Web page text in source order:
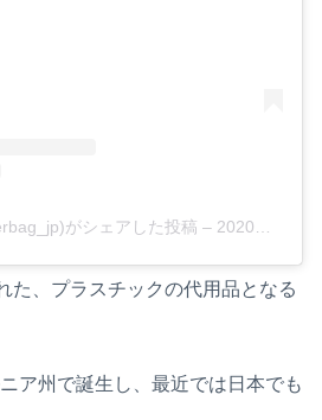
がシェアした投稿 – 2020年 2月月9日午後8時25分PST
た、プラスチックの代用品となる
ア州で誕生し、最近では日本でも